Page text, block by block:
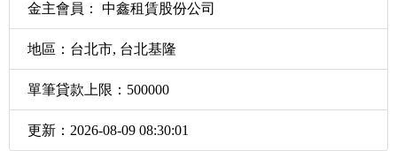
金主會員： 中鑫租賃股份公司
地區：台北市, 台北基隆
單筆貸款上限：500000
更新：2026-08-09 08:30:01